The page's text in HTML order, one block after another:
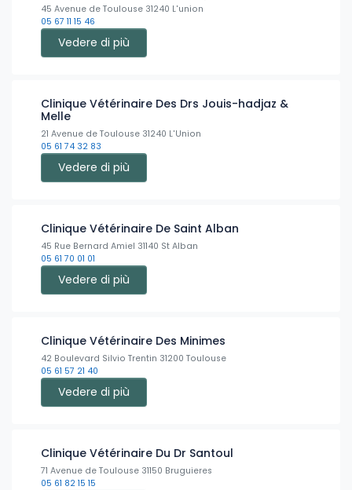
45 Avenue de Toulouse 31240 L'union
05 67 11 15 46
Vedere di più
Clinique Vétérinaire Des Drs Jouis-hadjaz &
Melle
21 Avenue de Toulouse 31240 L'Union
05 61 74 32 83
Vedere di più
Clinique Vétérinaire De Saint Alban
45 Rue Bernard Amiel 31140 St Alban
05 61 70 01 01
Vedere di più
Clinique Vétérinaire Des Minimes
42 Boulevard Silvio Trentin 31200 Toulouse
05 61 57 21 40
Vedere di più
Clinique Vétérinaire Du Dr Santoul
71 Avenue de Toulouse 31150 Bruguieres
05 61 82 15 15